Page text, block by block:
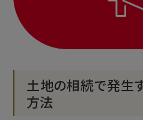
土地の相続で発生
方法